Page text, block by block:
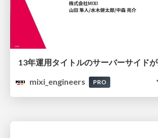
mixi_engineers
PRO